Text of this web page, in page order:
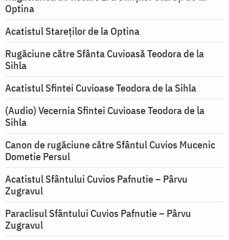
Optina
Acatistul Stareţilor de la Optina
Rugăciune către Sfânta Cuvioasă Teodora de la
Sihla
Acatistul Sfintei Cuvioase Teodora de la Sihla
(Audio) Vecernia Sfintei Cuvioase Teodora de la
Sihla
Canon de rugăciune către Sfântul Cuvios Mucenic
Dometie Persul
Acatistul Sfântului Cuvios Pafnutie – Pârvu
Zugravul
Paraclisul Sfântului Cuvios Pafnutie – Pârvu
Zugravul